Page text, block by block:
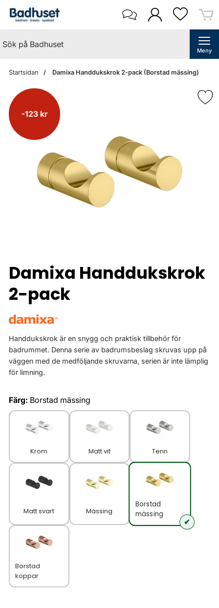
Meny
Startsidan Damixa Handdukskrok 2-pack (Borstad mässing)
-123 kr
Damixa Handdukskrok
2-pack
Handdukskrok är en snygg och praktisk tillbehör för
badrummet. Denna serie av badrumsbeslag skruvas upp på
väggen med de medföljande skruvarna, serien är inte lämplig
för limning.
Färg: Borstad mässing
Krom Matt vit Tenn
Matt svart Mässing
Borstad
mässing
Borstad
koppar